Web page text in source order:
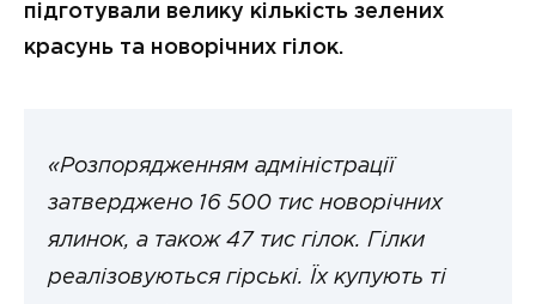
підготували велику кількість зелених
красунь та новорічних гілок.
«Розпорядженням адміністрації
затверджено 16 500 тис новорічних
ялинок, а також 47 тис гілок. Гілки
реалізовуються гірські. Їх купують ті